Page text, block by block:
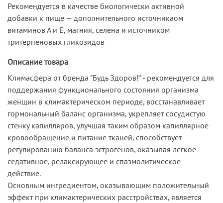
Рекомендуется в качестве биологически активной
добавки к пище — дополнительного источникаом
витаминов А и Е, магния, селена и источником
тритерпеновых гликозидов
Описание товара
Климасфера от бренда "Будь Здоров!" - рекомендуется для
поддержания функционального состояния организма
женщин в климактерическом периоде, восстанавливает
гормональный баланс организма, укрепляет сосудистую
стенку капилляров, улучшая таким образом капиллярное
кровообращение и питание тканей, способствует
регулированию баланса эстрогенов, оказывая легкое
седативное, релаксирующее и спазмолитическое
действие.
Основным ингредиентом, оказывающим положительный
эффект при климактерических расстройствах, является